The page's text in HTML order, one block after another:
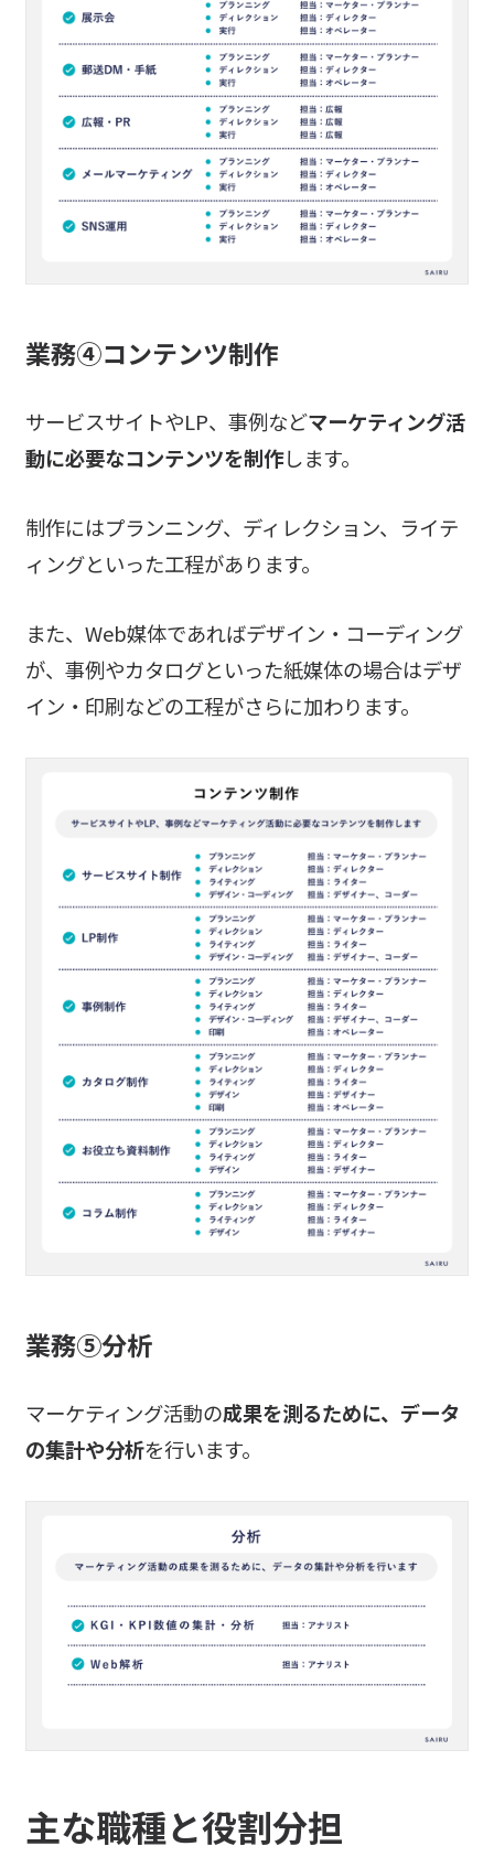
業務④コンテンツ制作
サービスサイトやLP、事例などマーケティング活
動に必要なコンテンツを制作します。
制作にはプランニング、ディレクション、ライテ
ィングといった工程があります。
また、Web媒体であればデザイン・コーディング
が、事例やカタログといった紙媒体の場合はデザ
イン・印刷などの工程がさらに加わります。
業務⑤分析
マーケティング活動の成果を測るために、データ
の集計や分析を行います。
主な職種と役割分担